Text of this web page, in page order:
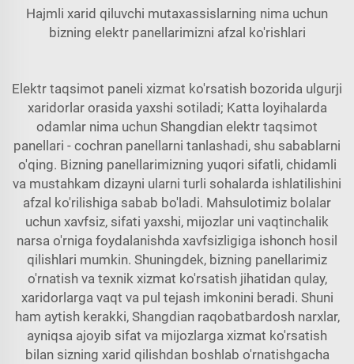
Hajmli xarid qiluvchi mutaxassislarning nima uchun
bizning elektr panellarimizni afzal ko'rishlari
Elektr taqsimot paneli xizmat ko'rsatish bozorida ulgurji
xaridorlar orasida yaxshi sotiladi; Katta loyihalarda
odamlar nima uchun Shangdian elektr taqsimot
panellari - cochran panellarni tanlashadi, shu sabablarni
o'qing. Bizning panellarimizning yuqori sifatli, chidamli
va mustahkam dizayni ularni turli sohalarda ishlatilishini
afzal ko'rilishiga sabab bo'ladi. Mahsulotimiz bolalar
uchun xavfsiz, sifati yaxshi, mijozlar uni vaqtinchalik
narsa o'rniga foydalanishda xavfsizligiga ishonch hosil
qilishlari mumkin. Shuningdek, bizning panellarimiz
o'rnatish va texnik xizmat ko'rsatish jihatidan qulay,
xaridorlarga vaqt va pul tejash imkonini beradi. Shuni
ham aytish kerakki, Shangdian raqobatbardosh narxlar,
ayniqsa ajoyib sifat va mijozlarga xizmat ko'rsatish
bilan sizning xarid qilishdan boshlab o'rnatishgacha